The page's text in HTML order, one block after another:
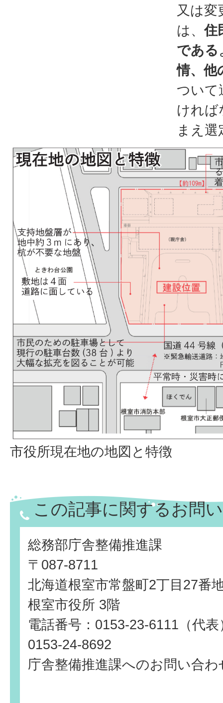
又は変
は、住
である
情、他
ついて
ければ
まえ
市役所現在地の地図と特徴
この記事に関するお問
総務部庁舎整備推進課
〒087-8711
北海道根室市常盤町2丁目27番
根室市役所 3階
電話番号：0153-23-6111（代
0153-24-8692
庁舎整備推進課へのお問い合わ